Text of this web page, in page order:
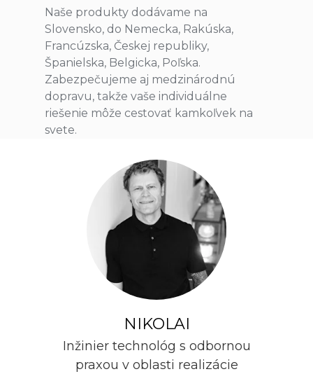
Naše produkty dodávame na
Slovensko, do Nemecka, Rakúska,
Francúzska, Českej republiky,
Španielska, Belgicka, Poľska.
Zabezpečujeme aj medzinárodnú
dopravu, takže vaše individuálne
riešenie môže cestovať kamkoľvek na
svete.
NIKOLAI
Inžinier technológ s odbornou
praxou v oblasti realizácie